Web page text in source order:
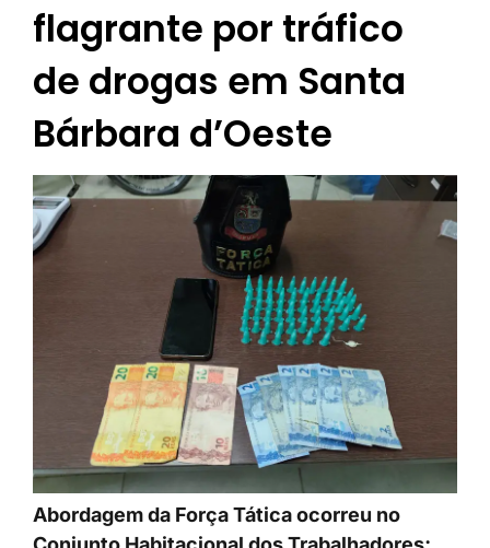
flagrante por tráfico
de drogas em Santa
Bárbara d’Oeste
Abordagem da Força Tática ocorreu no